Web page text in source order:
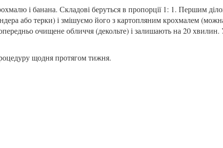
і банана. Складові беруться в пропорції 1: 1. Першим
або терки) і змішуємо його з картопляним крохмалем
очищене обличчя (декольте) і залишають на 20 хвилин.
щодня протягом тижня.